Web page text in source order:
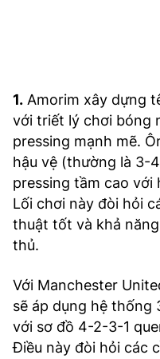
1. Amorim xây dựng
với triết lý chơi bóng
pressing mạnh mẽ.
hậu vệ (thường là 3-
pressing tầm cao với
Lối chơi này đòi hỏi
thuật tốt và khả
thủ.
Với Manchester
sẽ áp dụng hệ thống
với sơ đồ 4-2-3-1
Điều này đòi hỏi các